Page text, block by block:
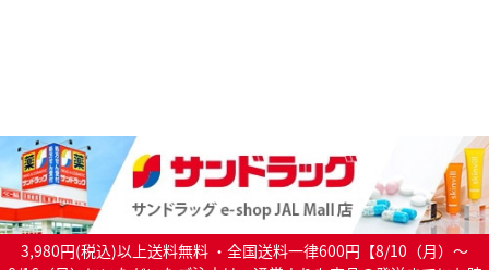
3,980円(税込)以上送料無料 ・全国送料一律600円【8/10（月）～